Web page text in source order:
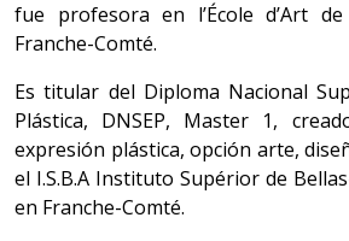
fue profesora en l’École d’Art
Franche-Comté.
Es titular del Diploma Nacional
Plástica, DNSEP, Master 1,
expresión plástica, opción arte,
el I.S.B.A Instituto Supérior de
en Franche-Comté.